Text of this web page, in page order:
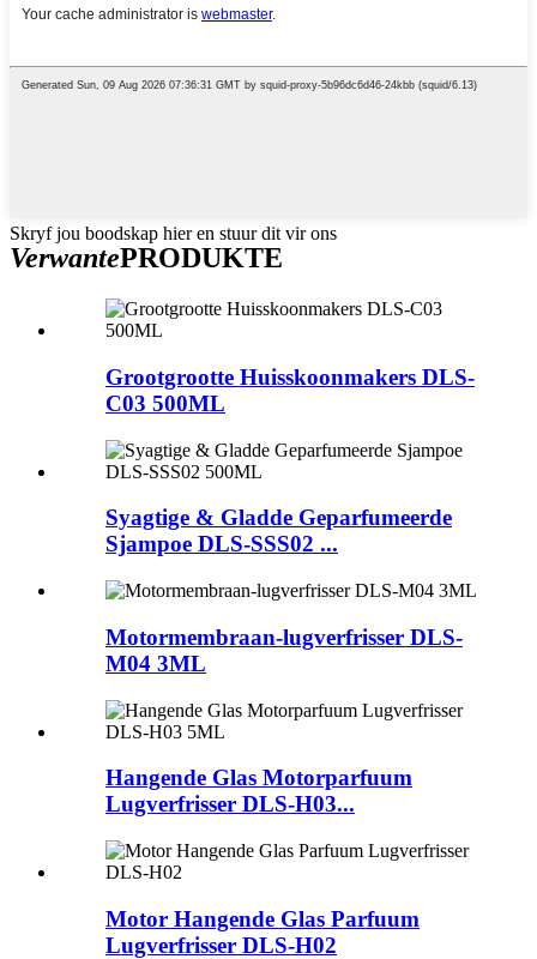
Skryf jou boodskap hier en stuur dit vir ons
VerwantePRODUKTE
Grootgrootte Huisskoonmakers DLS-
C03 500ML
Syagtige & Gladde Geparfumeerde
Sjampoe DLS-SSS02 ...
Motormembraan-lugverfrisser DLS-
M04 3ML
Hangende Glas Motorparfuum
Lugverfrisser DLS-H03...
Motor Hangende Glas Parfuum
Lugverfrisser DLS-H02